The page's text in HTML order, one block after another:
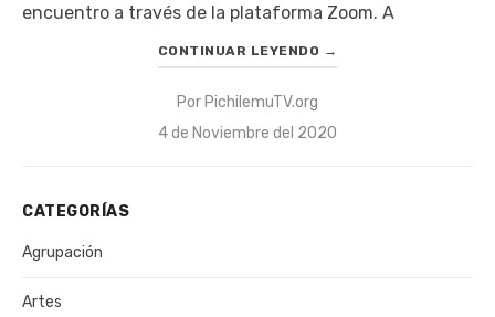
encuentro a través de la plataforma Zoom. A
CONTINUAR LEYENDO →
Por PichilemuTV.org
Publicado
4 de Noviembre del 2020
CATEGORÍAS
Agrupación
Artes